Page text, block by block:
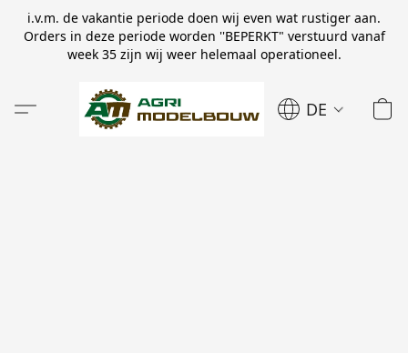
i.v.m. de vakantie periode doen wij even wat rustiger aan.
Orders in deze periode worden ''BEPERKT" verstuurd vanaf
week 35 zijn wij weer helemaal operationeel.
DE